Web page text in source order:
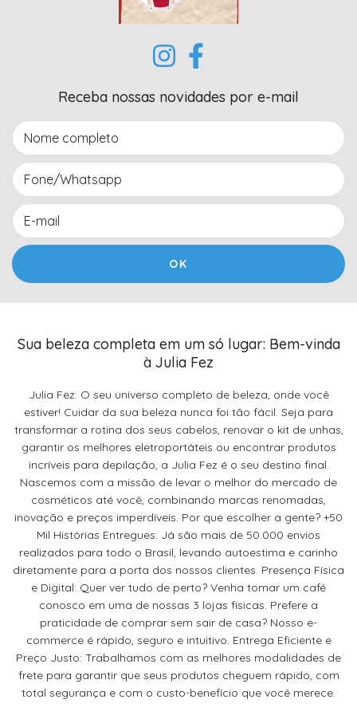
Receba nossas novidades por e-mail
Sua beleza completa em um só lugar: Bem-vinda
à Julia Fez
Julia Fez: O seu universo completo de beleza, onde você
estiver! Cuidar da sua beleza nunca foi tão fácil. Seja para
transformar a rotina dos seus cabelos, renovar o kit de unhas,
garantir os melhores eletroportáteis ou encontrar produtos
incríveis para depilação, a Julia Fez é o seu destino final.
Nascemos com a missão de levar o melhor do mercado de
cosméticos até você, combinando marcas renomadas,
inovação e preços imperdíveis. Por que escolher a gente? +50
Mil Histórias Entregues: Já são mais de 50.000 envios
realizados para todo o Brasil, levando autoestima e carinho
diretamente para a porta dos nossos clientes. Presença Física
e Digital: Quer ver tudo de perto? Venha tomar um café
conosco em uma de nossas 3 lojas físicas. Prefere a
praticidade de comprar sem sair de casa? Nosso e-
commerce é rápido, seguro e intuitivo. Entrega Eficiente e
Preço Justo: Trabalhamos com as melhores modalidades de
frete para garantir que seus produtos cheguem rápido, com
total segurança e com o custo-benefício que você merece.